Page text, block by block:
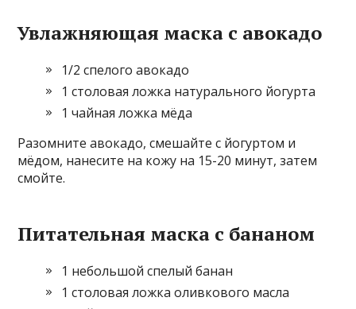
Увлажняющая маска с авокадо
1/2 спелого авокадо
1 столовая ложка натурального йогурта
1 чайная ложка мёда
Разомните авокадо, смешайте с йогуртом и
мёдом, нанесите на кожу на 15-20 минут, затем
смойте.
Питательная маска с бананом
1 небольшой спелый банан
1 столовая ложка оливкового масла